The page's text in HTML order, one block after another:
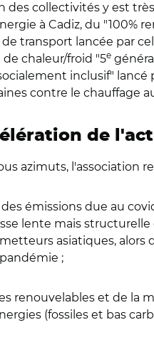
des collectivités y est
à Cadiz, du "100%
transport lancée par
de chaleur/froid "5e
inclusif"
contre le chauffage
de
azimuts, l'association
des émissions due au
lente mais
asiatiques,
;
renouvelables et de la
(fossiles et bas